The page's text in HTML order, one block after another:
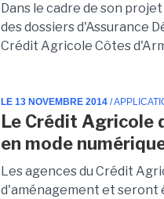
Dans le cadre de son
des dossiers d'Assurance
Crédit Agricole Côtes
LE 13 NOVEMBRE 2014 /
Le Crédit Agricole
en mode
Les agences du Crédit
d'aménagement et seront